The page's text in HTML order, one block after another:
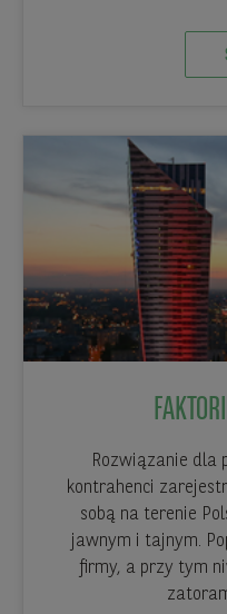
Rozwiązanie dla
kontrahenci
sobą na terenie
jawnym i tajnym.
firmy, a przy tym